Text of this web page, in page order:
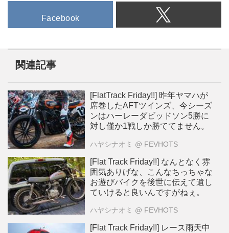
Facebook
関連記事
[FlatTrack Friday!!] 昨年ヤマハが
席巻したAFTツインズ、今シーズ
ンはハーレーダビッドソン5勝に
対し僅か1戦しか勝ててません。
ハヤシナオミ @ FEVHOTS
[Flat Track Friday!!] なんとなく雰
囲気ありげな、こんなちっちゃな
お遊びバイクを後世に伝えて遺し
ていけると良いんですがねぇ。
ハヤシナオミ @ FEVHOTS
[Flat Track Friday!!] レース雨天中